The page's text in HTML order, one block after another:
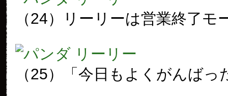
（24）リーリーは営業終了モ
（25）「今日もよくがんばっ